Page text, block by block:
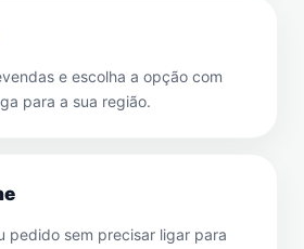
e escolha a opção com
para a sua região.
pedido sem precisar ligar para